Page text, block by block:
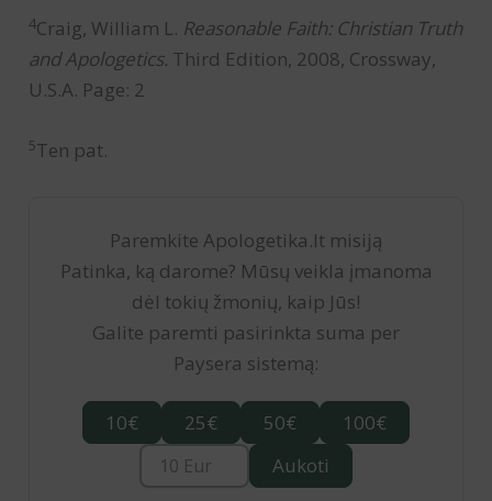
4Craig, William L. Reasonable Faith: Christian Truth
and Apologetics. Third Edition, 2008, Crossway,
U.S.A. Page: 2
5Ten pat.
Paremkite Apologetika.lt misiją
Patinka, ką darome? Mūsų veikla įmanoma
dėl tokių žmonių, kaip Jūs!
Galite paremti pasirinkta suma per
Paysera sistemą:
10€ 25€ 50€
100€
Aukoti